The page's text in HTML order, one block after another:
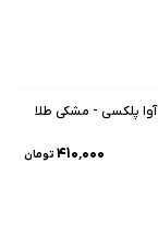
پلکسی - مشکی طلا
۴۱۰٬۰۰۰ تومان